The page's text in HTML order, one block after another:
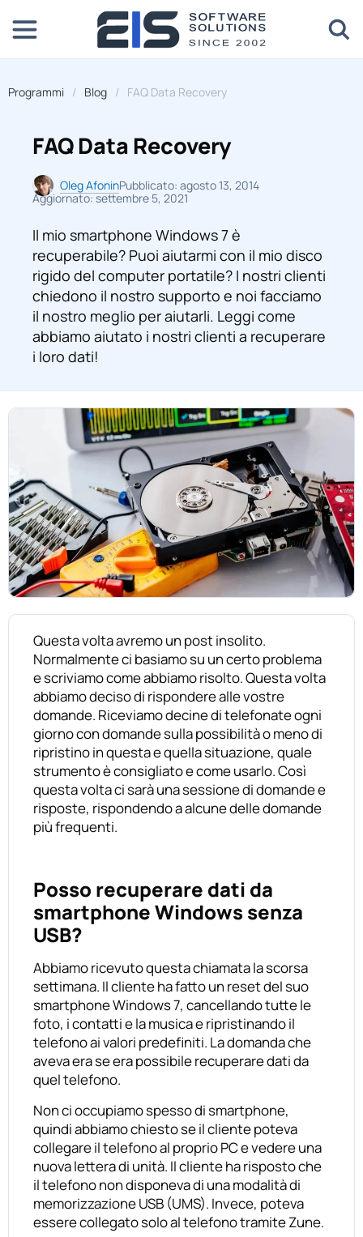
Programmi Blog FAQ Data Recovery
FAQ Data Recovery
Oleg AfoninPubblicato: agosto 13, 2014
Aggiornato: settembre 5, 2021
Il mio smartphone Windows 7 è
recuperabile? Puoi aiutarmi con il mio disco
rigido del computer portatile? I nostri clienti
chiedono il nostro supporto e noi facciamo
il nostro meglio per aiutarli. Leggi come
abbiamo aiutato i nostri clienti a recuperare
i loro dati!
Questa volta avremo un post insolito.
Normalmente ci basiamo su un certo problema
e scriviamo come abbiamo risolto. Questa volta
abbiamo deciso di rispondere alle vostre
domande. Riceviamo decine di telefonate ogni
giorno con domande sulla possibilità o meno di
ripristino in questa e quella situazione, quale
strumento è consigliato e come usarlo. Così
questa volta ci sarà una sessione di domande e
risposte, rispondendo a alcune delle domande
più frequenti.
Posso recuperare dati da
smartphone Windows senza
USB?
Abbiamo ricevuto questa chiamata la scorsa
settimana. Il cliente ha fatto un reset del suo
smartphone Windows 7, cancellando tutte le
foto, i contatti e la musica e ripristinando il
telefono ai valori predefiniti. La domanda che
aveva era se era possibile recuperare dati da
quel telefono.
Non ci occupiamo spesso di smartphone,
quindi abbiamo chiesto se il cliente poteva
collegare il telefono al proprio PC e vedere una
nuova lettera di unità. Il cliente ha risposto che
il telefono non disponeva di una modalità di
memorizzazione USB (UMS). Invece, poteva
essere collegato solo al telefono tramite Zune.